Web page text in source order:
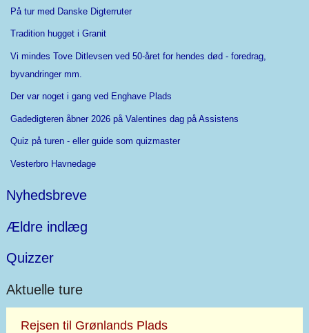
På tur med Danske Digterruter
Tradition hugget i Granit
Vi mindes Tove Ditlevsen ved 50-året for hendes død - foredrag,
byvandringer mm.
Der var noget i gang ved Enghave Plads
Gadedigteren åbner 2026 på Valentines dag på Assistens
Quiz på turen - eller guide som quizmaster
Vesterbro Havnedage
Nyhedsbreve
Ældre indlæg
Quizzer
Aktuelle ture
Rejsen til Grønlands Plads